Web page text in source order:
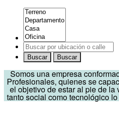
Buscar Buscar
Somos una empresa
Profesionales, quienes se
el objetivo de estar al pie de
tanto social como tecnológico